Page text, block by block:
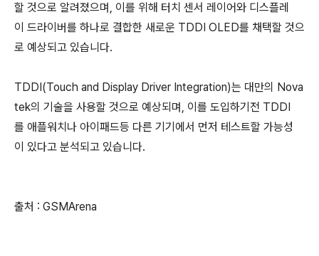
할 것으로 알려졌으며, 이를 위해 터치 센서 레이어와 디스플레
이 드라이버를 하나로 결합한 새로운 TDDI OLED를 채택할 것으
로 예상되고 있습니다.
TDDI(Touch and Display Driver Integration)는 대만의 Nova
tek의 기술을 사용할 것으로 예상되며, 이를 도입하기전 TDDI
를 애플워치나 아이패드등 다른 기기에서 먼저 테스트할 가능성
이 있다고 분석되고 있습니다.
출처 : GSMArena